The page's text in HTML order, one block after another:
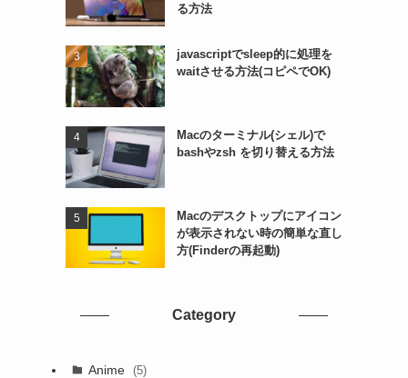
る方法
javascriptでsleep的に処理を
waitさせる方法(コピペでOK)
Macのターミナル(シェル)で
bashやzsh を切り替える方法
Macのデスクトップにアイコン
が表示されない時の簡単な直し
方(Finderの再起動)
Category
Anime (5)